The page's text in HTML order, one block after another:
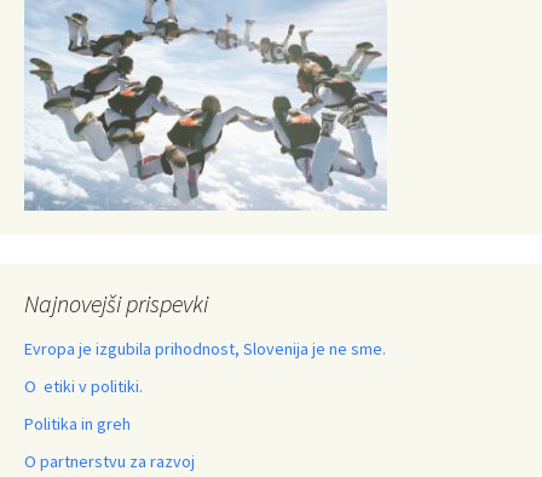
Najnovejši prispevki
Evropa je izgubila prihodnost, Slovenija je ne sme.
O etiki v politiki.
Politika in greh
O partnerstvu za razvoj